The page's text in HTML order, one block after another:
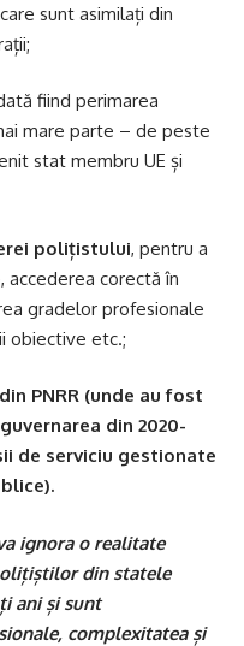
sunt asimilați din
fiind perimarea
mare parte – de peste
stat membru UE și
polițistului, pentru a
corectă în
gradelor profesionale
obiective etc.;
PNRR (unde au fost
din 2020-
de serviciu gestionate
ignora o realitate
din statele
ani și sunt
complexitatea și